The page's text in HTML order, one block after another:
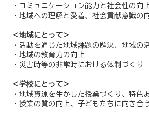
・コミュニケーション能力と社会性の向
・地域への理解と愛着、社会貢献意識の
＜地域にとって＞
・活動を通じた地域課題の解決、地域の
・地域の教育力の向上
・災害時等の非常時における体制づくり
＜学校にとって＞
・地域資源を生かした授業づくり、特色
・授業の質の向上、子どもたちに向き合